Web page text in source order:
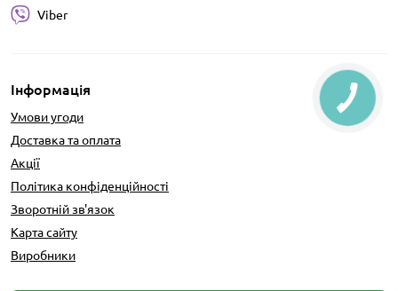
Інформація
Умови угоди
Доставка та оплата
Акції
Політика конфіденційності
Зворотній зв'язок
Карта сайту
Виробники
Viber